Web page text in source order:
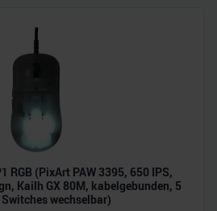
RGB (PixArt PAW 3395, 650 IPS,
Kailh GX 80M, kabelgebunden, 5
wechselbar)